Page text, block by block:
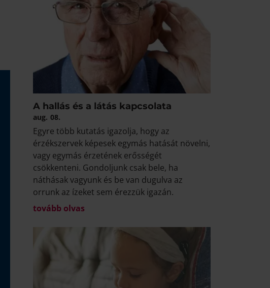
A hallás és a látás kapcsolata
aug. 08.
Egyre több kutatás igazolja, hogy az
érzékszervek képesek egymás hatását növelni,
vagy egymás érzetének erősségét
csökkenteni. Gondoljunk csak bele, ha
náthásak vagyunk és be van dugulva az
orrunk az ízeket sem érezzük igazán.
tovább olvas